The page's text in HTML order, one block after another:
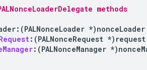
methods
: (PALNonceLoader *)nonceLoader
:(PALNonceRequest *) request
:(PALNonceManager *)